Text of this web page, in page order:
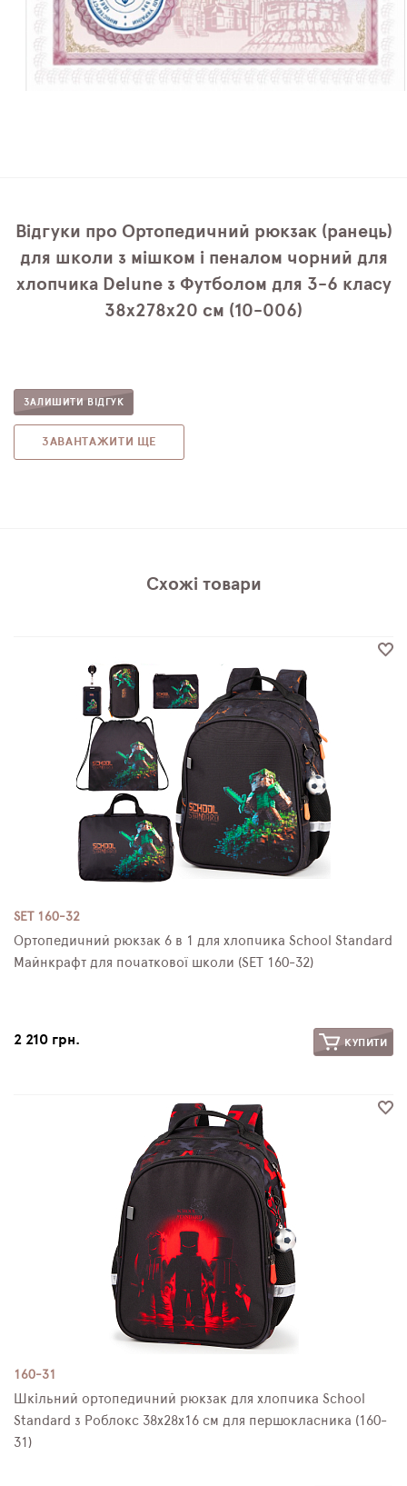
Відгуки про Ортопедичний рюкзак (ранець)
для школи з мішком і пеналом чорний для
хлопчика Delune з Футболом для 3-6 класу
38х278х20 см (10-006)
ЗАЛИШИТИ ВІДГУК
ЗАВАНТАЖИТИ ЩЕ
Схожі товари
SET 160-32
Ортопедичний рюкзак 6 в 1 для хлопчика School Standard
Майнкрафт для початкової школи (SET 160-32)
2 210 грн. КУПИТИ
160-31
Шкільний ортопедичний рюкзак для хлопчика School
Standard з Роблокс 38х28х16 см для першокласника (160-
31)